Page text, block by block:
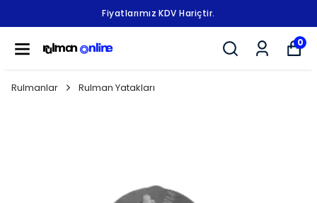
Fiyatlarımız KDV Hariçtir.
0
Rulmanlar Rulman Yatakları